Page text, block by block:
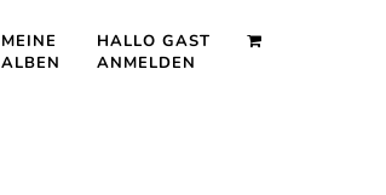
MEINE
ALBEN
HALLO GAST
ANMELDEN